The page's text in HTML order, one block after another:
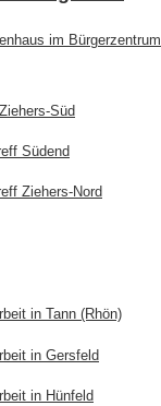
im Bürgerzentrum
Süd
Südend
Ziehers-Nord
in Tann (Rhön)
in Gersfeld
in Hünfeld